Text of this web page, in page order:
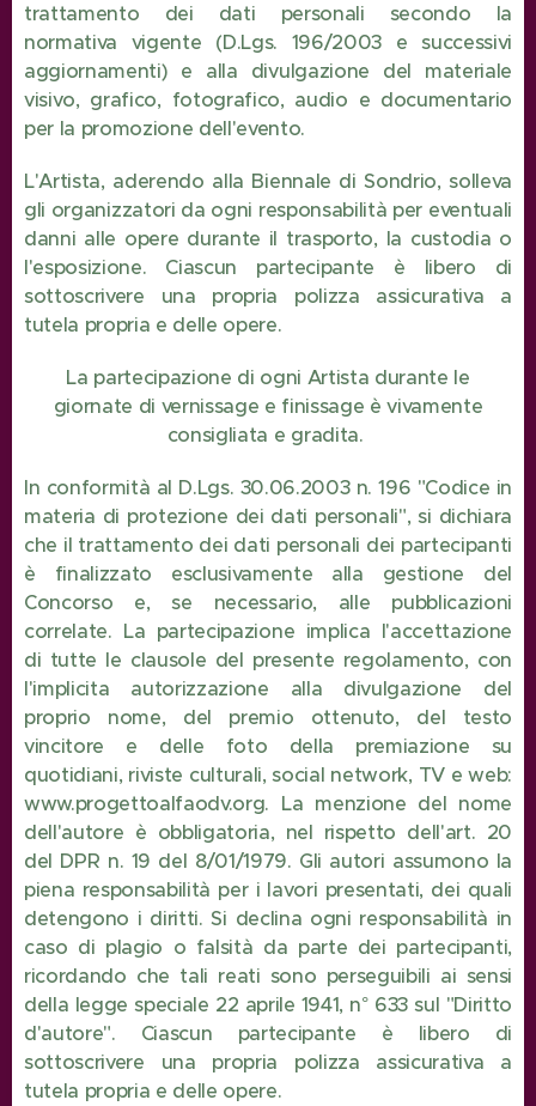
trattamento dei dati personali secondo la
normativa vigente (D.Lgs. 196/2003 e successivi
aggiornamenti) e alla divulgazione del materiale
visivo, grafico, fotografico, audio e documentario
per la promozione dell'evento.
L'Artista, aderendo alla Biennale di Sondrio, solleva
gli organizzatori da ogni responsabilità per eventuali
danni alle opere durante il trasporto, la custodia o
l'esposizione. Ciascun partecipante è libero di
sottoscrivere una propria polizza assicurativa a
tutela propria e delle opere.
La partecipazione di ogni Artista durante le
giornate di vernissage e finissage è vivamente
consigliata e gradita.
In conformità al D.Lgs. 30.06.2003 n. 196 "Codice in
materia di protezione dei dati personali", si dichiara
che il trattamento dei dati personali dei partecipanti
è finalizzato esclusivamente alla gestione del
Concorso e, se necessario, alle pubblicazioni
correlate. La partecipazione implica l'accettazione
di tutte le clausole del presente regolamento, con
l'implicita autorizzazione alla divulgazione del
proprio nome, del premio ottenuto, del testo
vincitore e delle foto della premiazione su
quotidiani, riviste culturali, social network, TV e web:
www.progettoalfaodv.org. La menzione del nome
dell'autore è obbligatoria, nel rispetto dell'art. 20
del DPR n. 19 del 8/01/1979. Gli autori assumono la
piena responsabilità per i lavori presentati, dei quali
detengono i diritti. Si declina ogni responsabilità in
caso di plagio o falsità da parte dei partecipanti,
ricordando che tali reati sono perseguibili ai sensi
della legge speciale 22 aprile 1941, n° 633 sul "Diritto
d'autore". Ciascun partecipante è libero di
sottoscrivere una propria polizza assicurativa a
tutela propria e delle opere.